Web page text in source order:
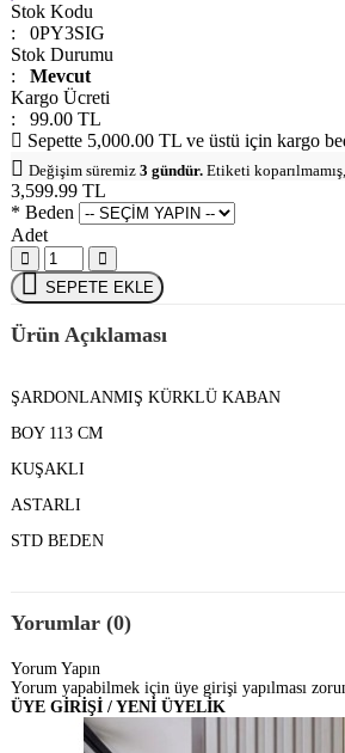
Stok Kodu
: 0PY3SIG
Stok Durumu
: Mevcut
Kargo Ücreti
: 99.00 TL
Sepette 5,000.00 TL ve üstü için kargo
Değişim süremiz 3 gündür. Etiketi
3,599.99 TL
* Beden
Adet
SEPETE EKLE
Ürün Açıklaması
ŞARDONLANMIŞ KÜRKLÜ KABAN
BOY 113 CM
KUŞAKLI
ASTARLI
STD BEDEN
Yorumlar (0)
Yorum Yapın
Yorum yapabilmek için üye girişi yapılması
ÜYE GİRİŞİ / YENİ ÜYELİK